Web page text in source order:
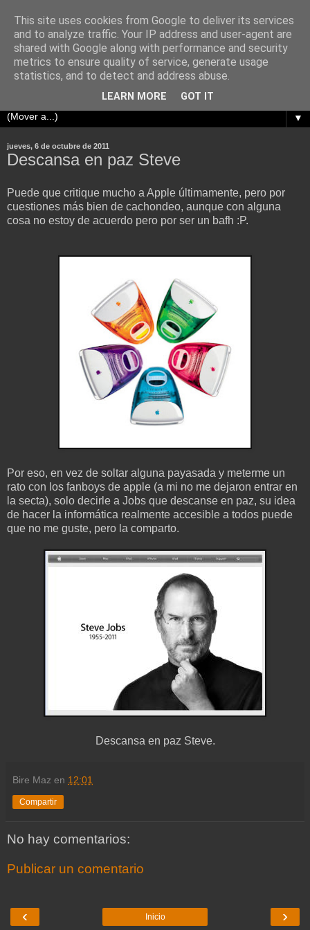
¿Dónde está Wally?
Cualquier parecido de estos post con la vida real es pura
coincidencia.
▼
jueves, 6 de octubre de 2011
Descansa en paz Steve
Puede que critique mucho a Apple últimamente, pero por
cuestiones más bien de cachondeo, aunque con alguna
cosa no estoy de acuerdo pero por ser un bafh :P.
Por eso, en vez de soltar alguna payasada y meterme un
rato con los fanboys de apple (a mi no me dejaron entrar en
la secta), solo decirle a Jobs que descanse en paz, su idea
de hacer la informática realmente accesible a todos puede
que no me guste, pero la comparto.
Descansa en paz Steve.
Bire Maz en 12:01
Compartir
No hay comentarios:
Publicar un comentario
‹ ›
Inicio
This site uses cookies from Google to deliver its services
and to analyze traffic. Your IP address and user-agent are
shared with Google along with performance and security
metrics to ensure quality of service, generate usage
statistics, and to detect and address abuse.
LEARN MORE GOT IT